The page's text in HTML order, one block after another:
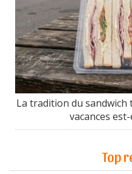
La tradition du
vacances
Top